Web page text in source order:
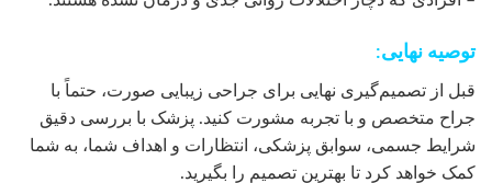
توصیه نهایی:
قبل از تصمیم‌گیری نهایی برای جراحی زیبایی صورت، حتماً با
جراح متخصص و با تجربه مشورت کنید. پزشک با بررسی دقیق
شرایط جسمی، سوابق پزشکی، انتظارات و اهداف شما، به شما
کمک خواهد کرد تا بهترین تصمیم را بگیرید.